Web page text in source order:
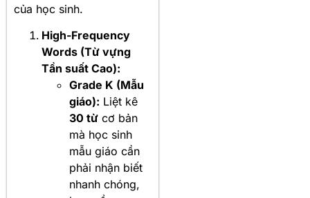
của học sinh.
High-Frequency
Words (Từ vựng
Tần suất Cao):
Grade K (Mẫu
giáo): Liệt kê
30 từ cơ bản
mà học sinh
mẫu giáo cần
phải nhận biết
nhanh chóng,